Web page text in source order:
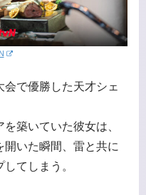
で優勝した天才シェ
築いていた彼女は、
いた瞬間、雷と共に
てしまう。